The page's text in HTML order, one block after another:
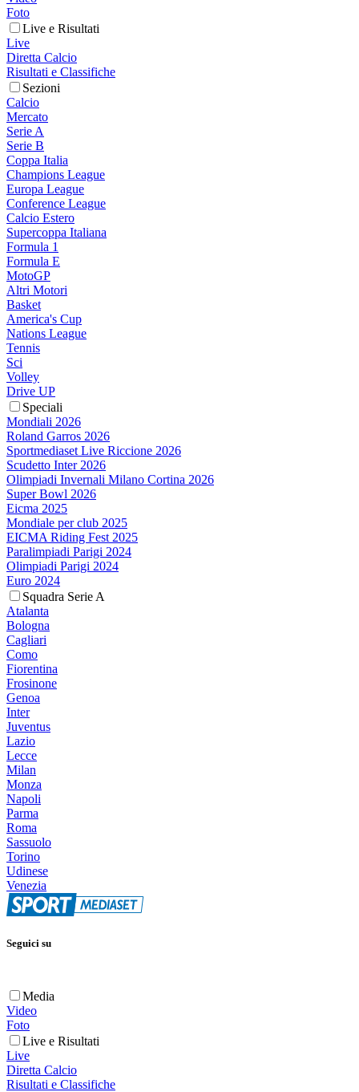
Foto
Live e Risultati
Live
Diretta Calcio
Risultati e Classifiche
Sezioni
Calcio
Mercato
Serie A
Serie B
Coppa Italia
Champions League
Europa League
Conference League
Calcio Estero
Supercoppa Italiana
Formula 1
Formula E
MotoGP
Altri Motori
Basket
America's Cup
Nations League
Tennis
Sci
Volley
Drive UP
Speciali
Mondiali 2026
Roland Garros 2026
Sportmediaset Live Riccione 2026
Scudetto Inter 2026
Olimpiadi Invernali Milano Cortina 2026
Super Bowl 2026
Eicma 2025
Mondiale per club 2025
EICMA Riding Fest 2025
Paralimpiadi Parigi 2024
Olimpiadi Parigi 2024
Euro 2024
Squadra Serie A
Atalanta
Bologna
Cagliari
Como
Fiorentina
Frosinone
Genoa
Inter
Juventus
Lazio
Lecce
Milan
Monza
Napoli
Parma
Roma
Sassuolo
Torino
Udinese
Venezia
Seguici su
Media
Video
Foto
Live e Risultati
Live
Diretta Calcio
Risultati e Classifiche